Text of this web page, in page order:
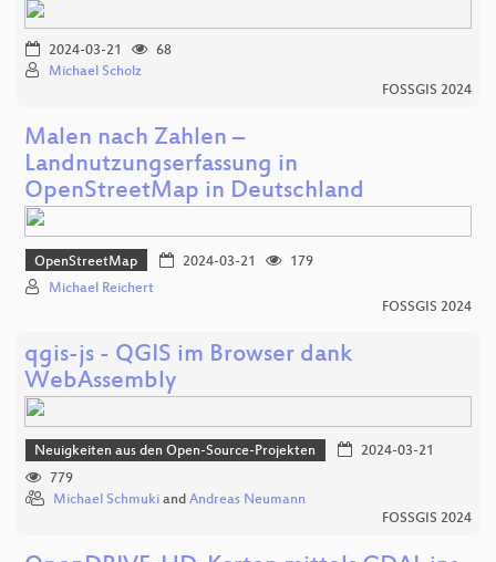
2024-03-21
68
Michael Scholz
FOSSGIS 2024
Malen nach Zahlen –
Landnutzungserfassung in
OpenStreetMap in Deutschland
OpenStreetMap 2024-03-21
179
Michael Reichert
FOSSGIS 2024
qgis-js - QGIS im Browser dank
WebAssembly
Neuigkeiten aus den Open-Source-Projekten
2024-03-21
779
Michael Schmuki and Andreas Neumann
FOSSGIS 2024